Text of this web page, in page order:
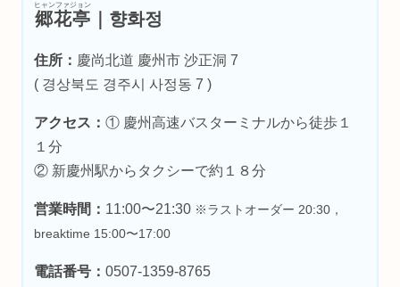
郷花亭
ヒャンファジョン
｜향화정
住所： 慶尚北道 慶州市 沙正洞 7
( 경상북도 경주시 사정동 7 )
アクセス：① 慶州高速バスターミナルから徒歩１
１分
② 新慶州駅からタクシーで約１８分
営業時間： 11:00〜21:30 ※ラストオーダー 20:30，
breaktime 15:00〜17:00
電話番号：0507-1359-8765